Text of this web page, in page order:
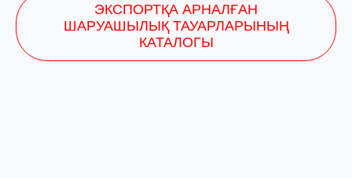
ЭКСПОРТҚА АРНАЛҒАН
ШАРУАШЫЛЫҚ ТАУАРЛАРЫНЫҢ
КАТАЛОГЫ